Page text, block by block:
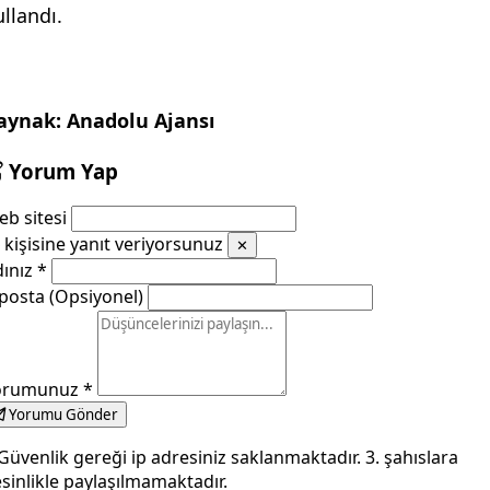
Anadolu Ajansı
Yorum Yap
sitesi
kişisine yanıt veriyorsunuz
✕
*
(Opsiyonel)
*
Yorumu Gönder
gereği ip adresiniz saklanmaktadır. 3. şahıslara
paylaşılmamaktadır.